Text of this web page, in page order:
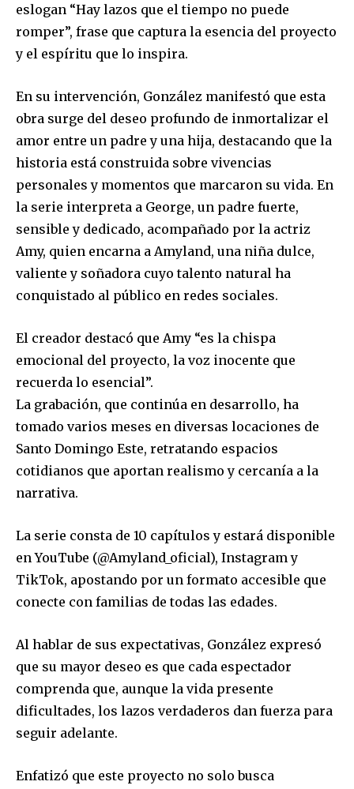
eslogan “Hay lazos que el tiempo no puede
romper”, frase que captura la esencia del proyecto
y el espíritu que lo inspira.
En su intervención, González manifestó que esta
obra surge del deseo profundo de inmortalizar el
amor entre un padre y una hija, destacando que la
historia está construida sobre vivencias
personales y momentos que marcaron su vida. En
la serie interpreta a George, un padre fuerte,
sensible y dedicado, acompañado por la actriz
Amy, quien encarna a Amyland, una niña dulce,
valiente y soñadora cuyo talento natural ha
conquistado al público en redes sociales.
El creador destacó que Amy “es la chispa
emocional del proyecto, la voz inocente que
recuerda lo esencial”.
La grabación, que continúa en desarrollo, ha
tomado varios meses en diversas locaciones de
Santo Domingo Este, retratando espacios
cotidianos que aportan realismo y cercanía a la
narrativa.
La serie consta de 10 capítulos y estará disponible
en YouTube (@Amyland_oficial), Instagram y
TikTok, apostando por un formato accesible que
conecte con familias de todas las edades.
Al hablar de sus expectativas, González expresó
que su mayor deseo es que cada espectador
comprenda que, aunque la vida presente
dificultades, los lazos verdaderos dan fuerza para
seguir adelante.
Enfatizó que este proyecto no solo busca